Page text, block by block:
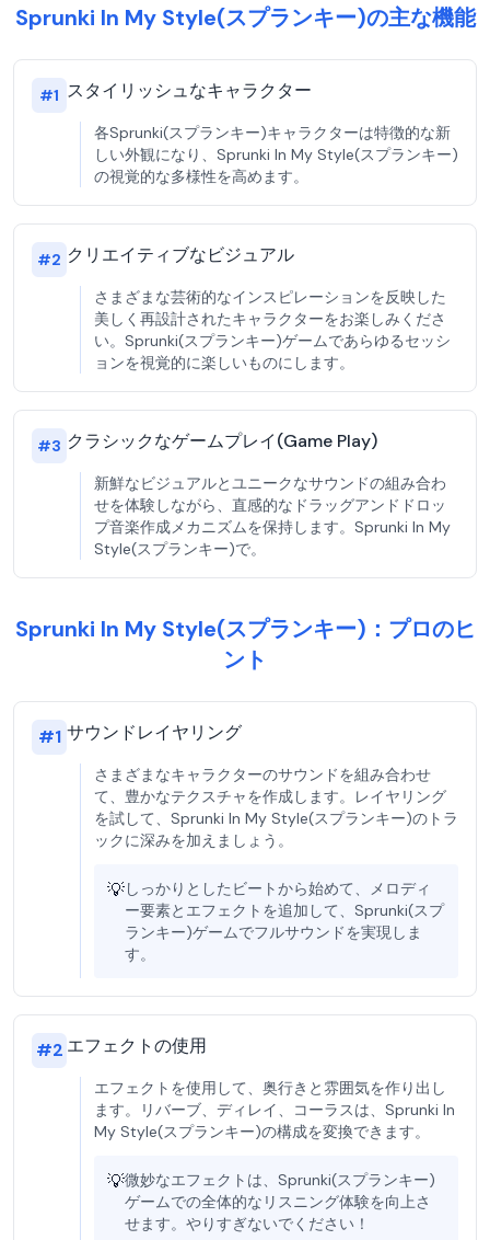
Sprunki In My Style(スプランキー)の主な機能
#1 スタイリッシュなキャラクター
各Sprunki(スプランキー)キャラクターは特徴的な新
しい外観になり、Sprunki In My Style(スプランキー)
の視覚的な多様性を高めます。
#2 クリエイティブなビジュアル
さまざまな芸術的なインスピレーションを反映した
美しく再設計されたキャラクターをお楽しみくださ
い。Sprunki(スプランキー)ゲームであらゆるセッシ
ョンを視覚的に楽しいものにします。
#3 クラシックなゲームプレイ(Game Play)
新鮮なビジュアルとユニークなサウンドの組み合わ
せを体験しながら、直感的なドラッグアンドドロッ
プ音楽作成メカニズムを保持します。Sprunki In My
Style(スプランキー)で。
Sprunki In My Style(スプランキー)：プロのヒ
ント
#1 サウンドレイヤリング
さまざまなキャラクターのサウンドを組み合わせ
て、豊かなテクスチャを作成します。レイヤリング
を試して、Sprunki In My Style(スプランキー)のトラ
ックに深みを加えましょう。
💡しっかりとしたビートから始めて、メロディ
ー要素とエフェクトを追加して、Sprunki(スプ
ランキー)ゲームでフルサウンドを実現しま
す。
#2 エフェクトの使用
エフェクトを使用して、奥行きと雰囲気を作り出し
ます。リバーブ、ディレイ、コーラスは、Sprunki In
My Style(スプランキー)の構成を変換できます。
💡微妙なエフェクトは、Sprunki(スプランキー)
ゲームでの全体的なリスニング体験を向上さ
せます。やりすぎないでください！